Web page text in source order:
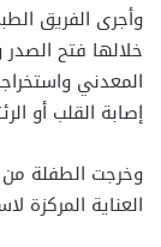
وأجرى الفريق
خلالها فتح
المعدني
إصابة القلب أو
وخرجت الطفلة من
العناية المركزة